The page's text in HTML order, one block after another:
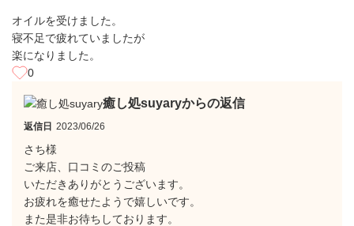
オイルを受けました。
寝不足で疲れていましたが
楽になりました。
0
癒し処suyaryからの返信
返信日 2023/06/26
さち様
ご来店、口コミのご投稿
いただきありがとうございます。
お疲れを癒せたようで嬉しいです。
また是非お待ちしております。